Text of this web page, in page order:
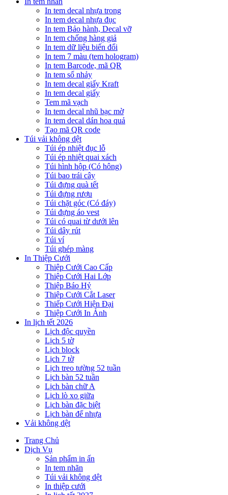
In tem decal nhựa trong
In tem decal nhựa đục
In tem Bảo hành, Decal vỡ
In tem chống hàng giả
In tem dữ liệu biến đổi
In tem 7 màu (tem hologram)
In tem Barcode, mã QR
In tem số nhảy
In tem decal giấy Kraft
In tem decal giấy
Tem mã vạch
In tem decal nhũ bạc mờ
In tem decal dán hoa quả
Tạo mã QR code
Túi vải không dệt
Túi ép nhiệt đục lỗ
Túi ép nhiệt quai xách
Túi hình hộp (Có hông)
Túi bao trái cây
Túi đựng quà tết
Túi đựng rượu
Túi chặt góc (Có đáy)
Túi đựng áo vest
Túi có quai từ dưới lên
Túi dây rút
Túi ví
Túi ghép màng
In Thiệp Cưới
Thiệp Cưới Cao Cấp
Thiệp Cưới Hai Lớp
Thiệp Báo Hỷ
Thiệp Cưới Cắt Laser
Thiếp Cưới Hiện Đại
Thiệp Cưới In Ảnh
In lịch tết 2026
Lịch độc quyền
Lịch 5 tờ
Lịch block
Lịch 7 tờ
Lịch treo tường 52 tuần
Lịch bàn 52 tuần
Lịch bàn chữ A
Lịch lò xo giữa
Lịch bàn đặc biệt
Lịch bàn đế nhựa
Vải không dệt
Trang Chủ
Dịch Vụ
Sản phẩm in ấn
In tem nhãn
Túi vải không dệt
In thiệp cưới